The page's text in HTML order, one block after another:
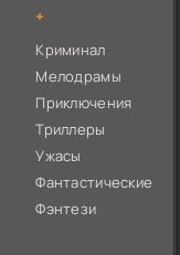
+
Криминал
Мелодрамы
Приключения
Триллеры
Ужасы
Фантастические
Фэнтези